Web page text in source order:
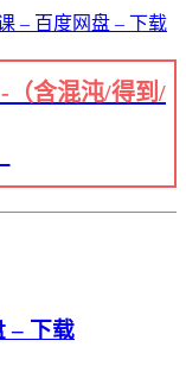
– 百度网盘 – 下载
（含混沌/得到/
– 下载